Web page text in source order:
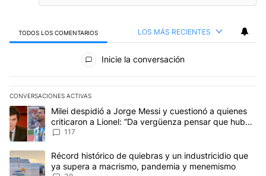
TODOS LOS COMENTARIOS LOS MÁS RECIENTES
Todos los comentarios
Inicie la conversación
CONVERSACIONES ACTIVAS
Este listado muestra los artículos con más comentarios en los
Un artículo de tendencia con el título "Milei despidió a Jorge
Milei despidió a Jorge Messi y cuestionó a quienes
criticaron a Lionel: “Da vergüenza pensar que hubo
anti-Messi”
117
Un artículo de tendencia con el título "Récord histórico de
Récord histórico de quiebras y un industricidio que
ya supera a macrismo, pandemia y menemismo